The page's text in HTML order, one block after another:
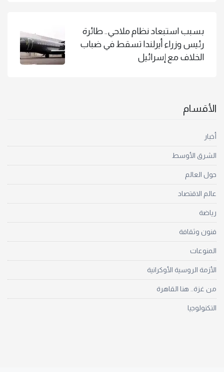
بسبب استبعاد نظام ملاحي.. طائرة
رئيس وزراء أيرلندا تسقط في ضباب
الخلاف مع إسرائيل
الأقسام
أخبار
الشرق الأوسط
حول العالم
عالم الاقتصاد
رياضة
فنون وثقافة
المنوعات
الأزمة الروسية الأوكرانية
من غزة.. هنا القاهرة
التكنولوجيا